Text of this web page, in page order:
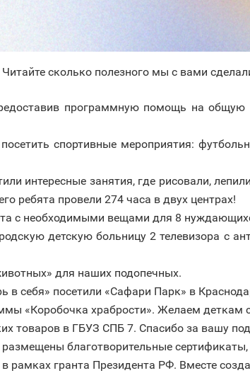
сколько полезного мы с вами
программную помощь на общую
спортивные мероприятия:
интересные занятия, где рисовали,
ребята провели 274 часа в двух центрах!
с необходимыми вещами для 8
детскую больницу 2 телевизора с
для наших подопечных.
себя» посетили «Сафари Парк» в
«Коробочка храбрости». Желаем деткам
товаров в ГБУЗ СПБ 7. Спасибо за вашу
благотворительные
рамках гранта Президента РФ. Вместе